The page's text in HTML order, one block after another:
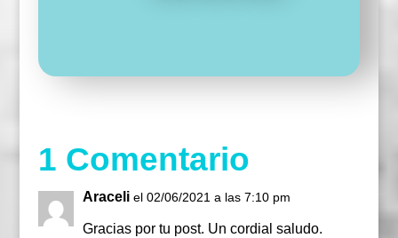
1 Comentario
Araceli el 02/06/2021 a las 7:10 pm
Gracias por tu post. Un cordial saludo.